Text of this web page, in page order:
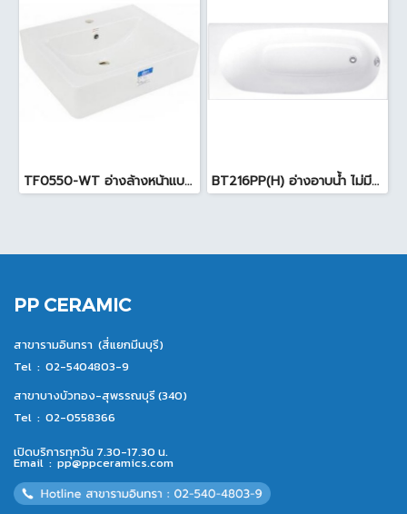
TF0550-WT อ่างล้างหน้าแบบแขวน 55 cm สีขาว BT216PP(H) อ่างอาบน้ำ ไม่มีมือจับพร้อมสะดือ ( 70x1.60x.39 cm ) สีขาว
PP CERAMIC
สาขารามอินทรา (สี่แยกมีนบุรี)
Tel : 02-5404803-9
สาขาบางบัวทอง-สุพรรณบุรี (340)
Tel : 02-0558366
เปิดบริการทุกวัน 7.30-17.30 น.
Email : pp@ppceramics.com